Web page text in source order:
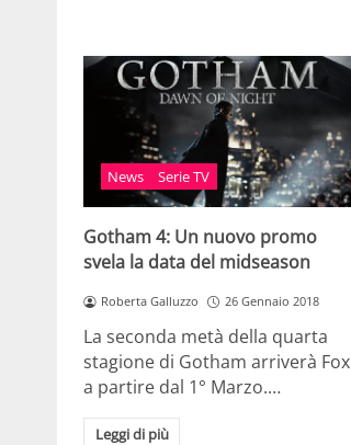
News Serie TV
Gotham 4: Un nuovo promo
svela la data del midseason
Roberta Galluzzo 26 Gennaio 2018
La seconda metà della quarta
stagione di Gotham arriverà Fox
a partire dal 1° Marzo.…
Leggi di più